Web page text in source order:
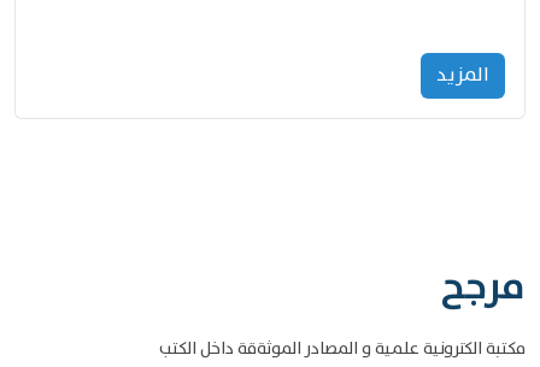
المزید
مرجح
مكتبة الكترونية علمية و المصادر الموثةقة داخل الكتب